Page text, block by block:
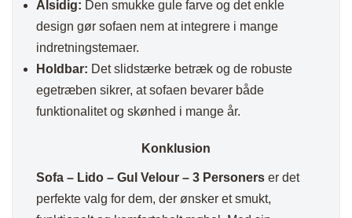
Alsidig: Den smukke gule farve og det enkle
design gør sofaen nem at integrere i mange
indretningstemaer.
Holdbar: Det slidstærke betræk og de robuste
egetræben sikrer, at sofaen bevarer både
funktionalitet og skønhed i mange år.
Konklusion
Sofa – Lido – Gul Velour – 3 Personers er det
perfekte valg for dem, der ønsker et smukt,